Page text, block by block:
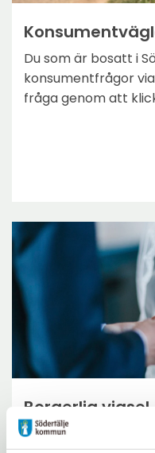
Du som är bosatt i
konsumentfrågor
fråga genom att
Borgerlig vigsel
Vill ni gifta er